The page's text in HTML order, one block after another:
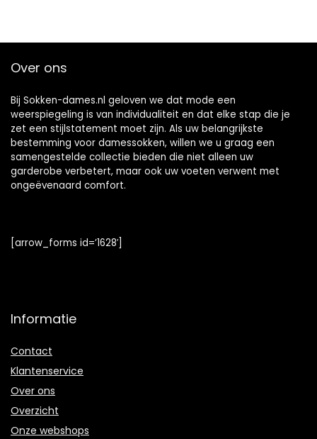
Over ons
Bij Sokken-dames.nl geloven we dat mode een
weerspiegeling is van individualiteit en dat elke stap die je
zet een stijlstatement moet zijn. Als uw belangrijkste
bestemming voor damessokken, willen we u graag een
samengestelde collectie bieden die niet alleen uw
garderobe verbetert, maar ook uw voeten verwent met
ongeëvenaard comfort.
[arrow_forms id=’1628′]
Informatie
Contact
Klantenservice
Over ons
Overzicht
Onze webshops